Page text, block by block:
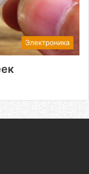
Электроника